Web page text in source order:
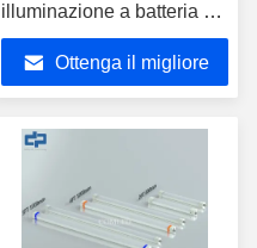
illuminazione a batteria a
LED con sensore 36W
Ottenga il migliore